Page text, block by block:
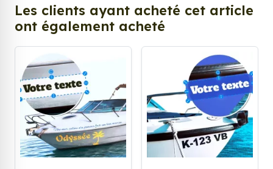
Les clients ayant acheté cet article
ont également acheté